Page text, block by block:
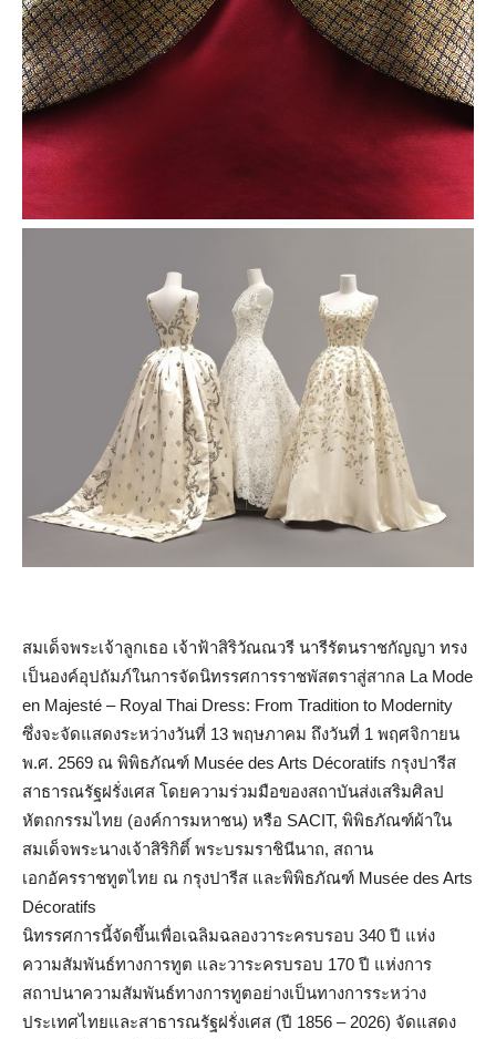
สมเด็จพระเจ้าลูกเธอ เจ้าฟ้าสิริวัณณวรี นารีรัตนราชกัญญา ทรง
เป็นองค์อุปถัมภ์ในการจัดนิทรรศการราชพัสตราสู่สากล La Mode
en Majesté – Royal Thai Dress: From Tradition to Modernity
ซึ่งจะจัดแสดงระหว่างวันที่ 13 พฤษภาคม ถึงวันที่ 1 พฤศจิกายน
พ.ศ. 2569 ณ พิพิธภัณฑ์ Musée des Arts Décoratifs กรุงปารีส
สาธารณรัฐฝรั่งเศส โดยความร่วมมือของสถาบันส่งเสริมศิลป
หัตถกรรมไทย (องค์การมหาชน) หรือ SACIT, พิพิธภัณฑ์ผ้าใน
สมเด็จพระนางเจ้าสิริกิติ์ พระบรมราชินีนาถ, สถาน
เอกอัครราชทูตไทย ณ กรุงปารีส และพิพิธภัณฑ์ Musée des Arts
Décoratifs
นิทรรศการนี้จัดขึ้นเพื่อเฉลิมฉลองวาระครบรอบ 340 ปี แห่ง
ความสัมพันธ์ทางการทูต และวาระครบรอบ 170 ปี แห่งการ
สถาปนาความสัมพันธ์ทางการทูตอย่างเป็นทางการระหว่าง
ประเทศไทยและสาธารณรัฐฝรั่งเศส (ปี 1856 – 2026) จัดแสดง